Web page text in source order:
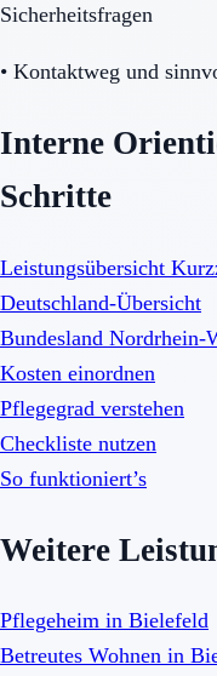
Sicherheitsfragen
• Kontaktweg und
Interne
Schritte
Leistungsübersicht
Deutschland-Übersicht
Bundesland Nordrhein-
Kosten einordnen
Pflegegrad verstehen
Checkliste nutzen
So funktioniert’s
Weitere
Pflegeheim in Bielefeld
Betreutes Wohnen in